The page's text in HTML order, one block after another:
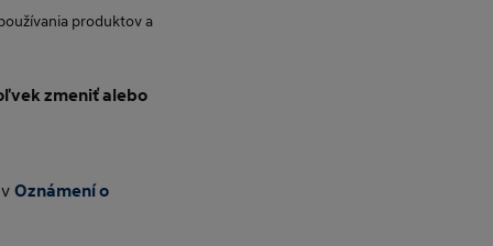
produktov a
zmeniť alebo
vOznámení o